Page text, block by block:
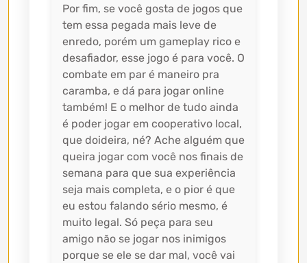
Por fim, se você gosta de jogos que
tem essa pegada mais leve de
enredo, porém um gameplay rico e
desafiador, esse jogo é para você. O
combate em par é maneiro pra
caramba, e dá para jogar online
também! E o melhor de tudo ainda
é poder jogar em cooperativo local,
que doideira, né? Ache alguém que
queira jogar com você nos finais de
semana para que sua experiência
seja mais completa, e o pior é que
eu estou falando sério mesmo, é
muito legal. Só peça para seu
amigo não se jogar nos inimigos
porque se ele se dar mal, você vai